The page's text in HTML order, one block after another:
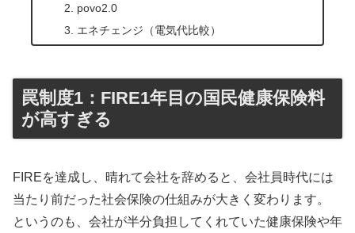
povo2.0
エネチェンジ（電気代比較）
罠制度1：FIRE1年目の国民健康保険料
が高すぎる
FIREを達成し、晴れて会社を辞めると、会社員時代には
当たり前だった社会保険の仕組みが大きく変わります。
というのも、会社が半分負担してくれていた健康保険や年